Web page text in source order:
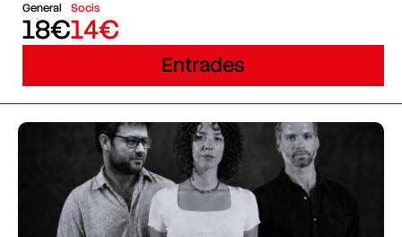
General
18€
Socis
14€
Entrades